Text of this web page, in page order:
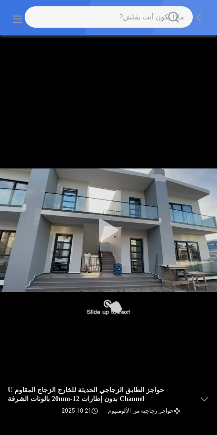
حواجز الطابق الزجاجي الحديثة للخارج الزجاج المقاوم U
Channel بدون إطارات 12-20mm بالونات الشرفة
حواجز زجاجية من الألومنيوم 2025-10-21